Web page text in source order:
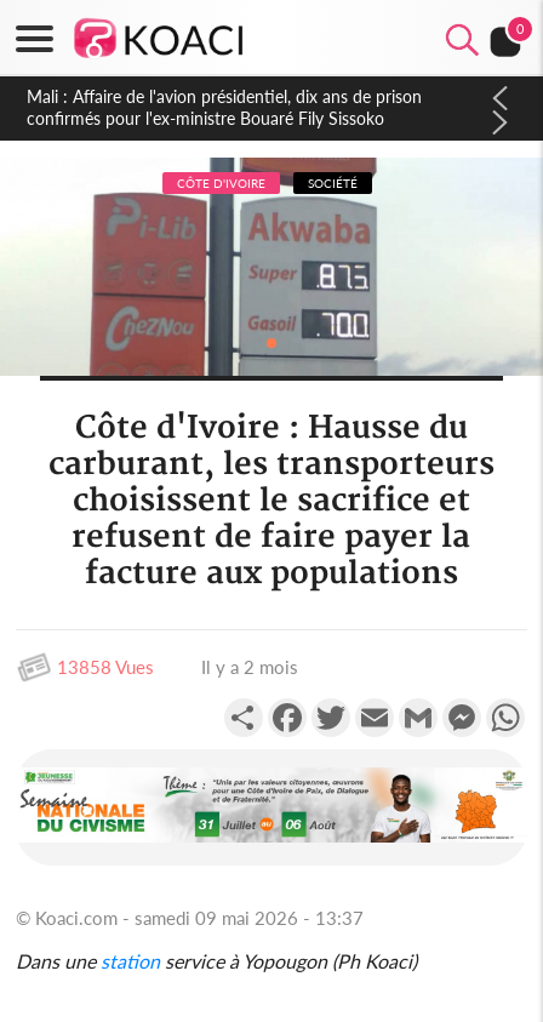
0
Nigeria : Le Togo et le Cameroun principaux acheteurs des
produits de la raffinerie Dangote en juillet
CÔTE D'IVOIRE SOCIÉTÉ
Côte d'Ivoire : Hausse du
carburant, les transporteurs
choisissent le sacrifice et
refusent de faire payer la
facture aux populations
13858 Vues Il y a 2 mois
PartagerFacebookTwitterEmail Gmail
© Koaci.com - samedi 09 mai 2026 - 13:37
Dans une stationservice à Yopougon (Ph Koaci)